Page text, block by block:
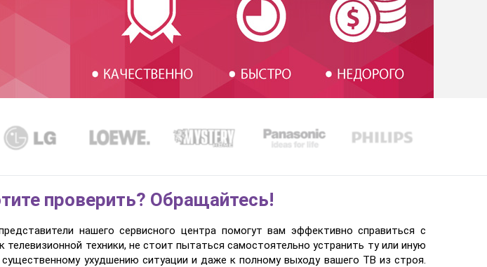
проверить? Обращайтесь!
нашего сервисного центра помогут вам эффективно справиться с
техники, не стоит пытаться самостоятельно устранить ту или иную
ухудшению ситуации и даже к полному выходу вашего ТВ из строя.